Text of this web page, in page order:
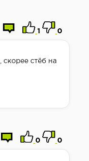
1 0
стёб на
0 0